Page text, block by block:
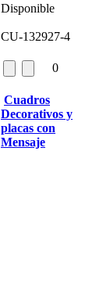
Disponible
CU-132927-4
0
Cuadros
Decorativos y
placas con
Mensaje